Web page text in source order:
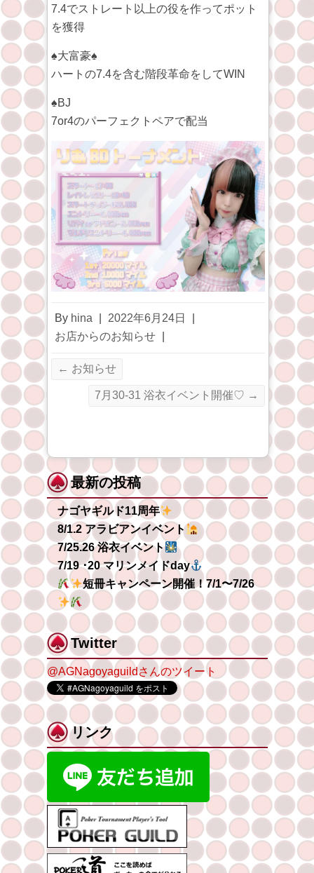
7.4でストレート以上の役を作ってポット
を獲得
♠️大富豪♠️
ハートの7.4を含む階段革命をしてWIN
♠️BJ
7or4のパーフェクトペアで配当
By hina 2022年6月24日
お店からのお知らせ
← お知らせ
7月30-31 浴衣イベント開催♡ →
最新の投稿
ナゴヤギルド11周年
8/1.2 アラビアンイベント
7/25.26 浴衣イベント
7/19 ･20 マリンメイドday
短冊キャンペーン開​​催！7/1〜7/26
Twitter
@AGNagoyaguildさんのツイート
リンク